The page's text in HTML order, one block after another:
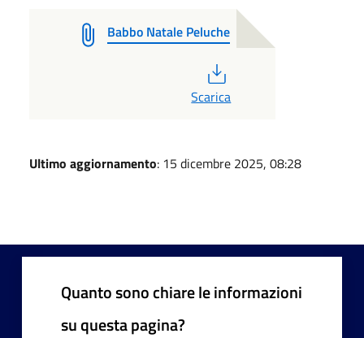
Babbo Natale Peluche
Scarica
Ultimo aggiornamento: 15 dicembre 2025, 08:28
Quanto sono chiare le informazioni
su questa pagina?